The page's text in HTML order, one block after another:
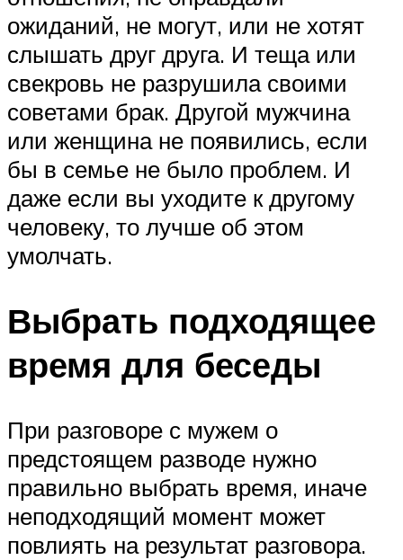
ожиданий, не могут, или не хотят
слышать друг друга. И теща или
свекровь не разрушила своими
советами брак. Другой мужчина
или женщина не появились, если
бы в семье не было проблем. И
даже если вы уходите к другому
человеку, то лучше об этом
умолчать.
Выбрать подходящее
время для беседы
При разговоре с мужем о
предстоящем разводе нужно
правильно выбрать время, иначе
неподходящий момент может
повлиять на результат разговора.